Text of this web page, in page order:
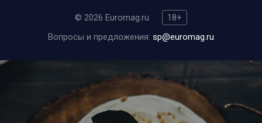
© 2026 Euromag.ru
18+
Вопросы и предложения: sp@euromag.ru